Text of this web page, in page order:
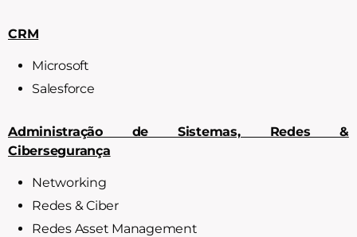
CRM
Microsoft
Salesforce
Administração de Sistemas, Redes &
Cibersegurança
Networking
Redes & Ciber
Redes Asset Management